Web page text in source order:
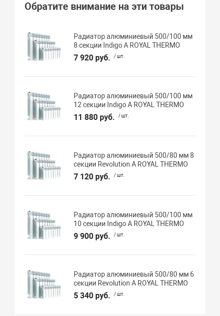
Обратите внимание на эти товары
Радиатор алюминиевый 500/100 мм
8 секции Indigo А ROYAL THERMO
7 920 руб. / шт.
Радиатор алюминиевый 500/100 мм
12 секции Indigo А ROYAL THERMO
11 880 руб. / шт.
Радиатор алюминиевый 500/80 мм 8
секции Revolution А ROYAL THERMO
7 120 руб. / шт.
Радиатор алюминиевый 500/100 мм
10 секции Indigo А ROYAL THERMO
9 900 руб. / шт.
Радиатор алюминиевый 500/80 мм 6
секции Revolution А ROYAL THERMO
5 340 руб. / шт.